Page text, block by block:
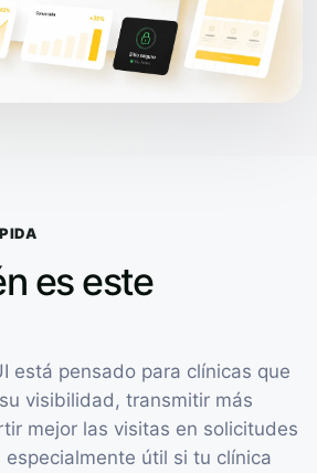
es este
está pensado para clínicas que
visibilidad, transmitir más
mejor las visitas en solicitudes
especialmente útil si tu clínica